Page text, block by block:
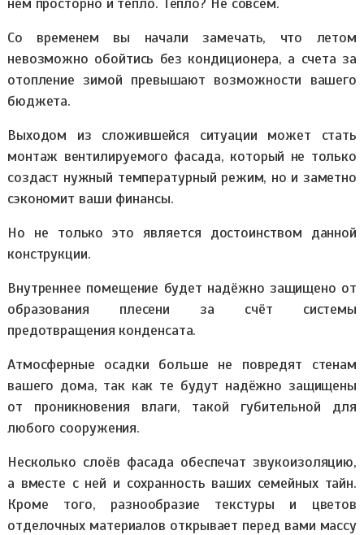
Со временем вы начали замечать, что летом
невозможно обойтись без кондиционера, а счета за
отопление зимой превышают возможности вашего
бюджета.
Выходом из сложившейся ситуации может стать
монтаж вентилируемого фасада, который не только
создаст нужный температурный режим, но и заметно
сэкономит ваши финансы.
Но не только это является достоинством данной
конструкции.
Внутреннее помещение будет надёжно защищено от
образования плесени за счёт системы
предотвращения конденсата.
Атмосферные осадки больше не повредят стенам
вашего дома, так как те будут надёжно защищены
от проникновения влаги, такой губительной для
любого сооружения.
Несколько слоёв фасада обеспечат звукоизоляцию,
а вместе с ней и сохранность ваших семейных тайн.
Кроме того, разнообразие текстуры и цветов
отделочных материалов открывает перед вами массу